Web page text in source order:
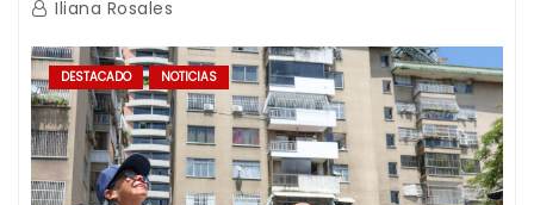
Iliana Rosales
DESTACADO NOTICIAS